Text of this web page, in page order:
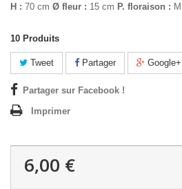
H : 70 cm Ø fleur : 15 cm P. floraison :
10 Produits
Tweet Partager Google+
Partager sur Facebook !
Imprimer
6,00 €